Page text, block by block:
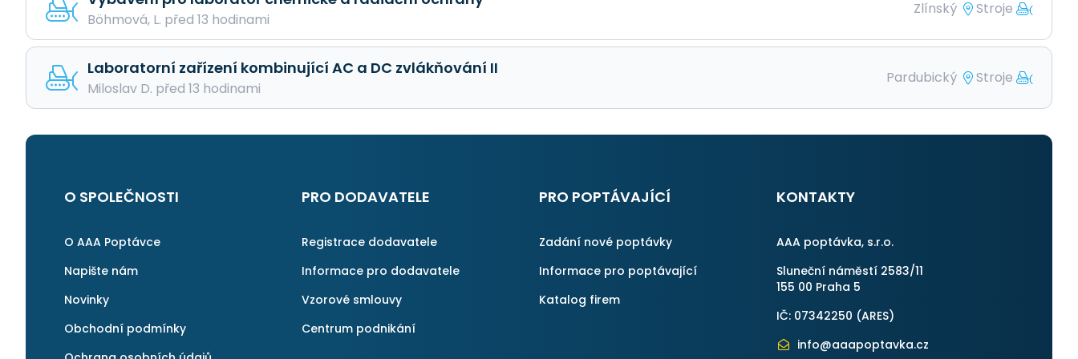
Böhmová, L. před 13 hodinami
Zlínský Stroje
Laboratorní zařízení kombinující AC a DC zvlákňování II
Miloslav D. před 13 hodinami
Pardubický Stroje
O SPOLEČNOSTI
O AAA Poptávce
Napište nám
Novinky
Obchodní podmínky
PRO DODAVATELE
Registrace dodavatele
Informace pro dodavatele
Vzorové smlouvy
Centrum podnikání
PRO POPTÁVAJÍCÍ
Zadání nové poptávky
Informace pro poptávající
Katalog firem
KONTAKTY
AAA poptávka, s.r.o.
Sluneční náměstí 2583/11
155 00 Praha 5
IČ: 07342250 (ARES)
info@aaapoptavka.cz